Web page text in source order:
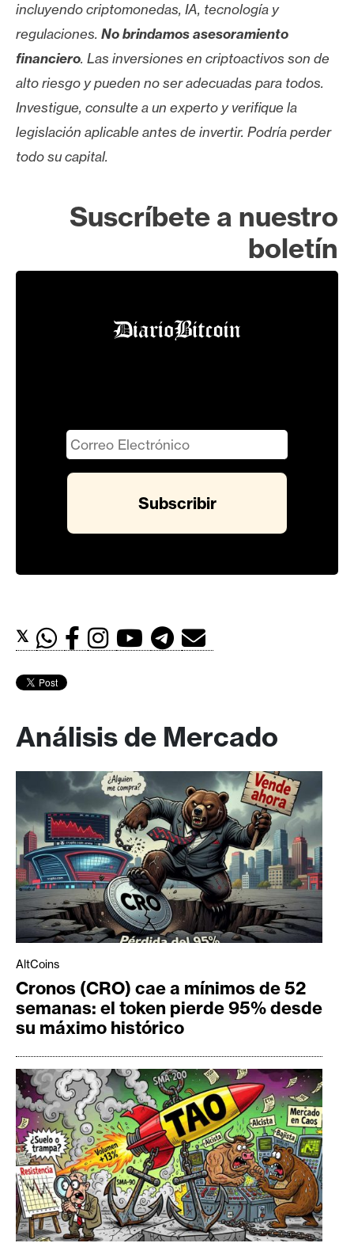
incluyendo criptomonedas, IA, tecnología y
regulaciones. No brindamos asesoramiento
financiero. Las inversiones en criptoactivos son de
alto riesgo y pueden no ser adecuadas para todos.
Investigue, consulte a un experto y verifique la
legislación aplicable antes de invertir. Podría perder
todo su capital.
Suscríbete a nuestro
boletín
𝕏
Análisis de Mercado
AltCoins
Cronos (CRO) cae a mínimos de 52
semanas: el token pierde 95% desde
su máximo histórico